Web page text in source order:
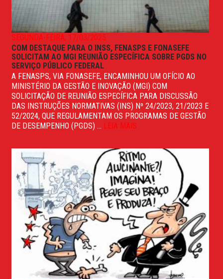
SEGUNDA-FEIRA, 17/03/2025
COM DESTAQUE PARA O INSS, FENASPS E FONASEFE
SOLICITAM AO MGI REUNIÃO ESPECÍFICA SOBRE PGDS NO
SERVIÇO PÚBLICO FEDERAL
A FENASPS, VIA FONASEFE, ENCAMINHOU UM OFÍCIO AO
MINISTÉRIO DA GESTÃO E INOVAÇÃO (MGI) COM
SOLICITAÇÃO DE REUNIÃO ESPECÍFICA PARA DISCUSSÃO
DAS INSTRUÇÕES NORMATIVAS (INS) Nº 24/2023, 21/2023 E
52/2024, QUE REGULAMENTAM OS PROGRAMAS DE GESTÃO
DE DESEMPENHO (PGDS) ... LEIA MAIS